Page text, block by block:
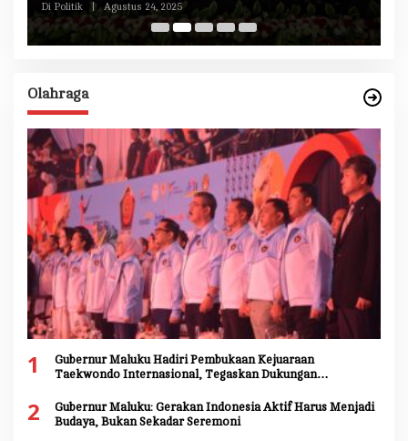
Di Politik Agustus 24, 2025
Olahraga
1
Gubernur Maluku Hadiri Pembukaan Kejuaraan
Taekwondo Internasional, Tegaskan Dukungan
2
Gubernur Maluku: Gerakan Indonesia Aktif Harus Menjadi
Budaya, Bukan Sekadar Seremoni